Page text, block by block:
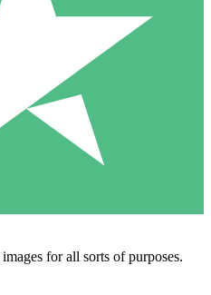
for all sorts of purposes.